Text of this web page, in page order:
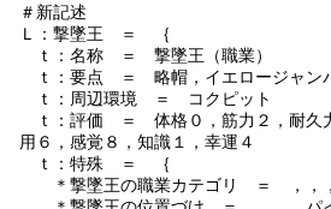
＃新記述
Ｌ：撃墜王 ＝ ｛
ｔ：名称 ＝ 撃墜王（職業）
ｔ：要点 ＝ 略帽，イエロージャン
ｔ：周辺環境 ＝ コクピット
ｔ：評価 ＝ 体格０，筋力２，耐久
用６，感覚８，知識１，幸運４
ｔ：特殊 ＝ ｛
＊撃墜王の職業カテゴリ ＝ ，，，